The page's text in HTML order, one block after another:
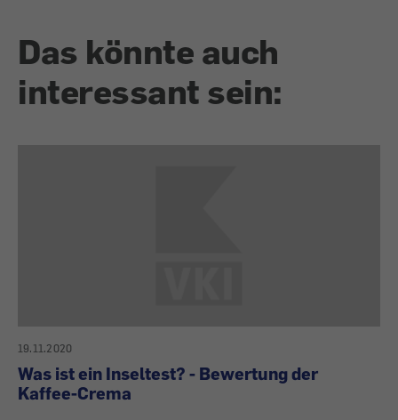
Das könnte auch
interessant sein:
19.11.2020
Was ist ein Inseltest? - Bewertung der
Kaffee-Crema